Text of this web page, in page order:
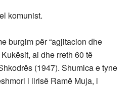
komunist.
burgim për “agjitacion dhe
ai dhe rreth 60 të
(1947). Shumica e tyne
i lirisë Ramë Muja, i